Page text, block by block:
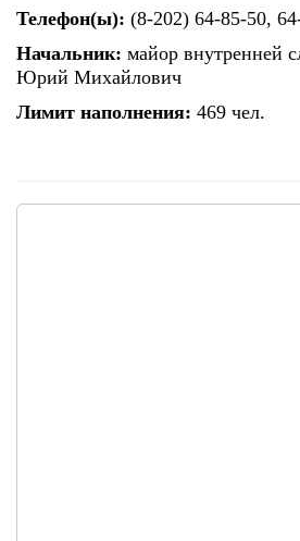
Телефон(ы): (8-202) 64-85-50,
Начальник: майор внутренней
Юрий Михайлович
Лимит наполнения: 469 чел.